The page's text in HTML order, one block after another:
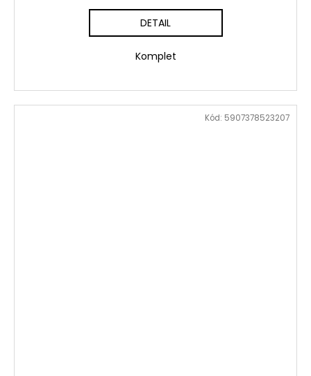
DETAIL
Komplet
Kód: 5907378523207